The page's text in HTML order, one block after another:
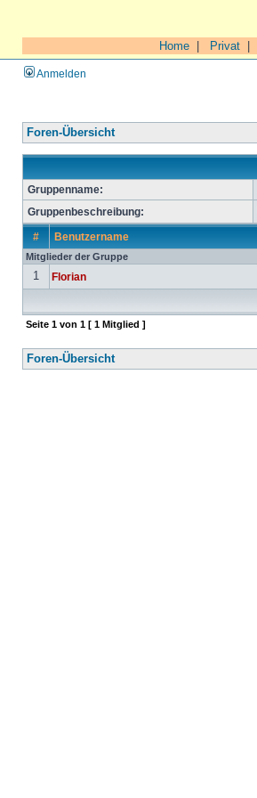
Home Privat
Anmelden
Foren-Übersicht
Gruppenname:
Gruppenbeschreibung:
# Benutzername
Mitglieder der Gruppe
1 Florian
Seite 1 von 1 [ 1 Mitglied ]
Foren-Übersicht